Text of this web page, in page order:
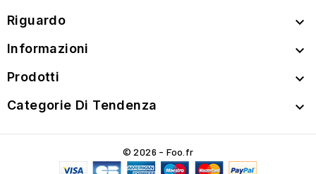
Riguardo 
Informazioni 
Prodotti 
Categorie Di Tendenza 
© 2026 - Foo.fr